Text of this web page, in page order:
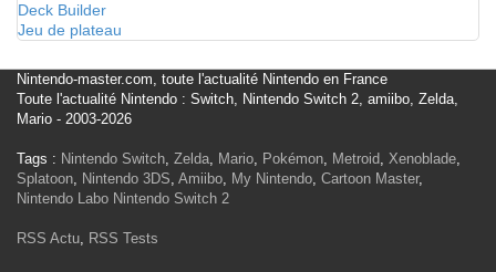
Deck Builder
Jeu de plateau
Nintendo-master.com, toute l'actualité Nintendo en France
Toute l'actualité Nintendo : Switch, Nintendo Switch 2, amiibo, Zelda,
Mario - 2003-2026
Tags : Nintendo Switch, Zelda, Mario, Pokémon, Metroid, Xenoblade,
Splatoon, Nintendo 3DS, Amiibo, My Nintendo, Cartoon Master,
Nintendo Labo Nintendo Switch 2
RSS Actu, RSS Tests